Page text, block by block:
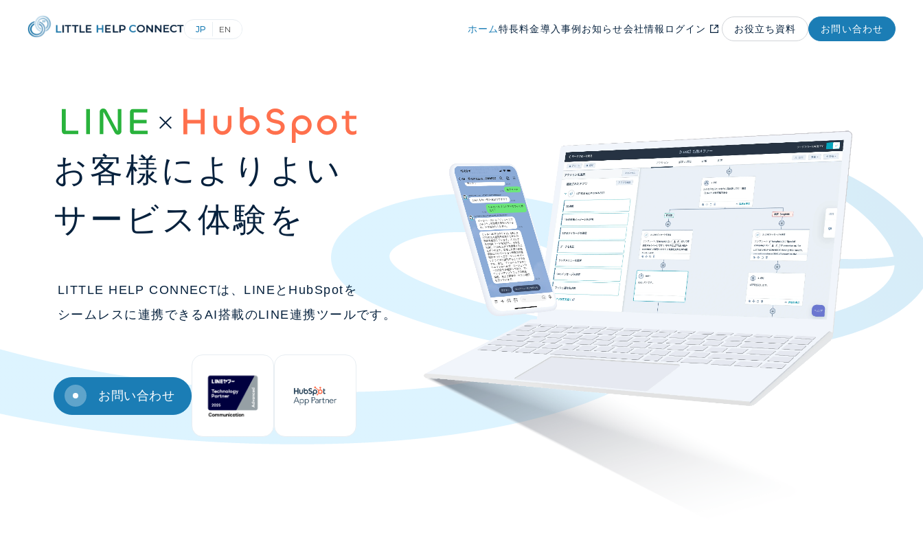
ホーム特長料金導入事例お知らせ会社情報 ログイン お役立ち資料 お問い合わせ
お客様によりよい
サービス体験を
LITTLE HELP CONNECTは、LINEとHubSpotを
シームレスに連携できるAI搭載のLINE連携ツールです。
お問い合わせ